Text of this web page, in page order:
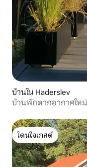
บ้านใน Haderslev
บ้านพักตากอากาศให
โดนใจเกสต์
โดนใจเกสต์